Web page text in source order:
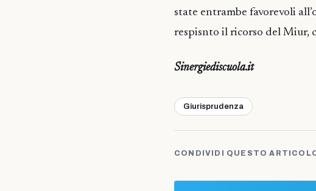
state entrambe favorevoli
respisnto il ricorso del Miur,
Sinergiediscuola.it
Giurisprudenza
CONDIVIDI QUESTO